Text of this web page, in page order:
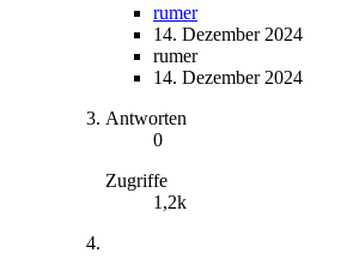
rumer
14. Dezember 2024
rumer
14. Dezember 2024
Antworten
0
Zugriffe
1,2k